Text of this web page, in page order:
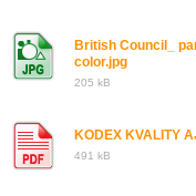
British Council_
color.jpg
205 kB
KODEX KVALITY
491 kB